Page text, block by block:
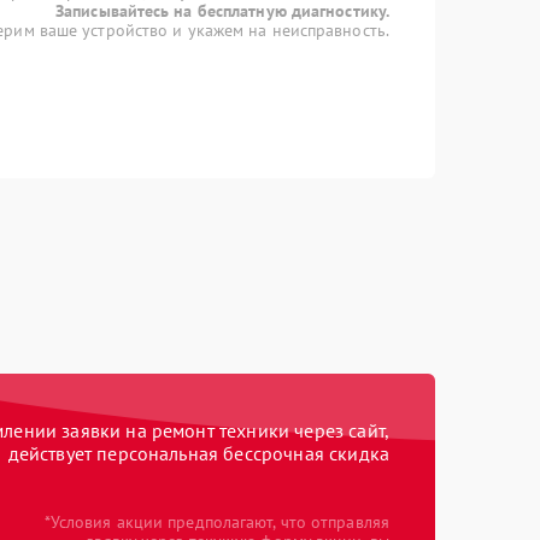
Записывайтесь на бесплатную диагностику.
ваше устройство и укажем на неисправность.
заявки на ремонт техники через сайт,
действует персональная бессрочная скидка
*Условия акции предполагают, что отправляя